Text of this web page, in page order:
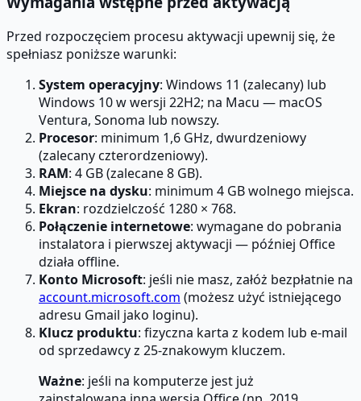
Przed rozpoczęciem procesu aktywacji upewnij się, że
spełniasz poniższe warunki:
System operacyjny: Windows 11 (zalecany) lub
Windows 10 w wersji 22H2; na Macu — macOS
Ventura, Sonoma lub nowszy.
Procesor: minimum 1,6 GHz, dwurdzeniowy
(zalecany czterordzeniowy).
RAM: 4 GB (zalecane 8 GB).
Miejsce na dysku: minimum 4 GB wolnego miejsca.
Ekran: rozdzielczość 1280 × 768.
Połączenie internetowe: wymagane do pobrania
instalatora i pierwszej aktywacji — później Office
działa offline.
Konto Microsoft: jeśli nie masz, załóż bezpłatnie na
account.microsoft.com (możesz użyć istniejącego
adresu Gmail jako loginu).
Klucz produktu: fizyczna karta z kodem lub e-mail
od sprzedawcy z 25-znakowym kluczem.
Ważne: jeśli na komputerze jest już